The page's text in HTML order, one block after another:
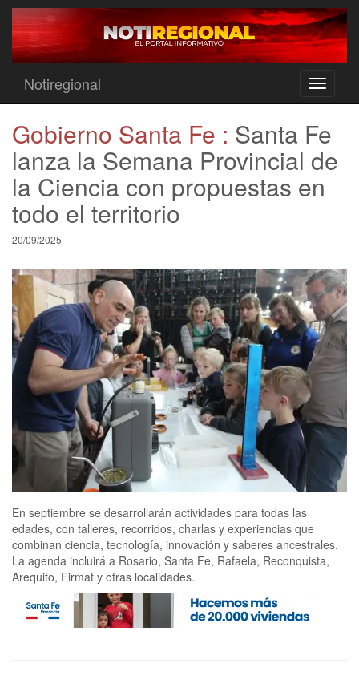
Toggle
Notiregional
Gobierno Santa Fe : Santa Fe
lanza la Semana Provincial de
la Ciencia con propuestas en
todo el territorio
20/09/2025
En septiembre se desarrollarán actividades para todas las
edades, con talleres, recorridos, charlas y experiencias que
combinan ciencia, tecnología, innovación y saberes ancestrales.
La agenda incluirá a Rosario, Santa Fe, Rafaela, Reconquista,
Arequito, Firmat y otras localidades.